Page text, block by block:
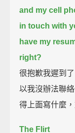
and my cell
in touch with
have my
right?
很抱歉我遲到
以我沒辦法聯
得上面寫什麼，
The Flirt